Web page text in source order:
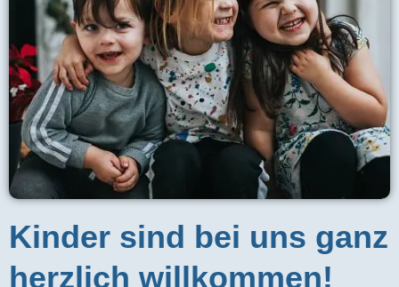
Kinder sind bei uns ganz
herzlich willkommen!